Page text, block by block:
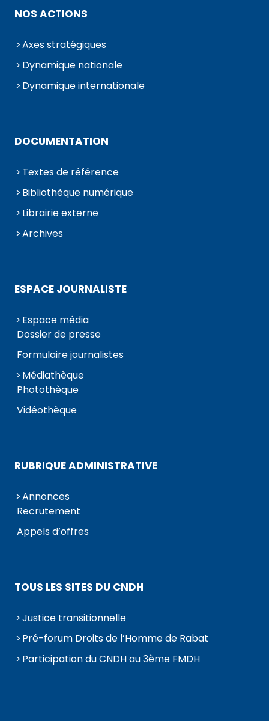
NOS ACTIONS
Axes stratégiques
Dynamique nationale
Dynamique internationale
DOCUMENTATION
Textes de référence
Bibliothèque numérique
Librairie externe
Archives
ESPACE JOURNALISTE
Espace média
Dossier de presse
Formulaire journalistes
Médiathèque
Photothèque
Vidéothèque
RUBRIQUE ADMINISTRATIVE
Annonces
Recrutement
Appels d’offres
TOUS LES SITES DU CNDH
Justice transitionnelle
Pré-forum Droits de l’Homme de Rabat
Participation du CNDH au 3ème FMDH